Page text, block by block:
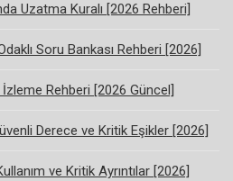
Uzatma Kuralı [2026 Rehberi]
Soru Bankası Rehberi [2026]
Rehberi [2026 Güncel]
Derece ve Kritik Eşikler [2026]
ve Kritik Ayrıntılar [2026]